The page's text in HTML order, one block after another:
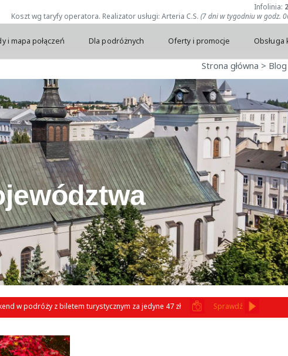
Infolinia:
Koszt wg taryfy operatora. Realizator usługi: Arteria C.S. (7 dni w tygodniu w godz.
i mapa połączeń Dla podróżnych Oferty i promocje Obsługa
Strona główna > Blog
w podróży z biletem turystycznym za jedyne 47 zł Sprawdź